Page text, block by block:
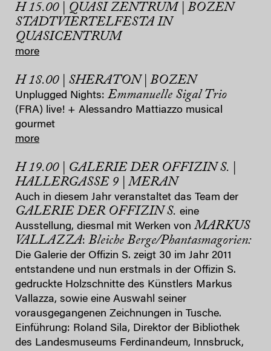
H 15.00 | QUASI ZENTRUM | BOZEN
STADTVIERTELFESTA IN
QUASICENTRUM
more
H 18.00 | SHERATON | BOZEN
Unplugged Nights: Emmanuelle Sigal Trio
(FRA) live! + Alessandro Mattiazzo musical
gourmet
more
H 19.00 | GALERIE DER OFFIZIN S. |
HALLERGASSE 9 | MERAN
Auch in diesem Jahr veranstaltet das Team der
GALERIE DER OFFIZIN S. eine
Ausstellung, diesmal mit Werken von MARKUS
VALLAZZA: Bleiche Berge/Phantasmagorien:
Die Galerie der Offizin S. zeigt 30 im Jahr 2011
entstandene und nun erstmals in der Offizin S.
gedruckte Holzschnitte des Künstlers Markus
Vallazza, sowie eine Auswahl seiner
vorausgegangenen Zeichnungen in Tusche.
Einführung: Roland Sila, Direktor der Bibliothek
des Landesmuseums Ferdinandeum, Innsbruck,